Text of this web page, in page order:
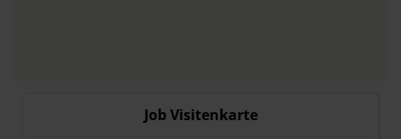
Job Visitenkarte